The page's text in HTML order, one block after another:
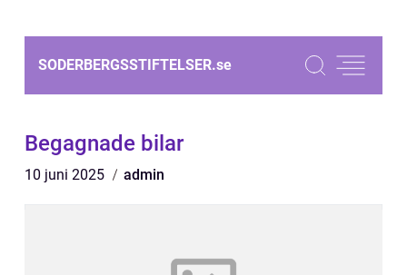
SODERBERGSSTIFTELSER.se
Begagnade bilar
10 juni 2025 admin